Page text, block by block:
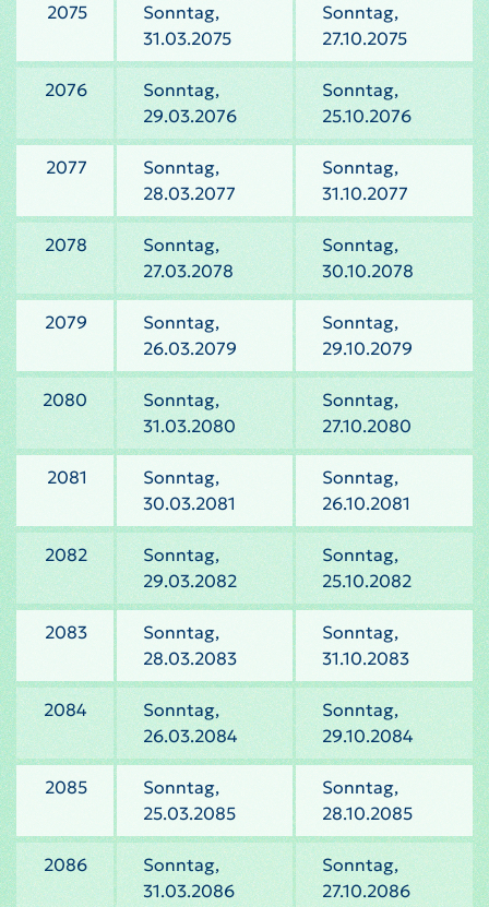
2075
Sonntag,
31.03.2075
Sonntag,
27.10.2075
2076
Sonntag,
29.03.2076
Sonntag,
25.10.2076
2077
Sonntag,
28.03.2077
Sonntag,
31.10.2077
2078
Sonntag,
27.03.2078
Sonntag,
30.10.2078
2079
Sonntag,
26.03.2079
Sonntag,
29.10.2079
2080
Sonntag,
31.03.2080
Sonntag,
27.10.2080
2081
Sonntag,
30.03.2081
Sonntag,
26.10.2081
2082
Sonntag,
29.03.2082
Sonntag,
25.10.2082
2083
Sonntag,
28.03.2083
Sonntag,
31.10.2083
2084
Sonntag,
26.03.2084
Sonntag,
29.10.2084
2085
Sonntag,
25.03.2085
Sonntag,
28.10.2085
2086
Sonntag,
31.03.2086
Sonntag,
27.10.2086